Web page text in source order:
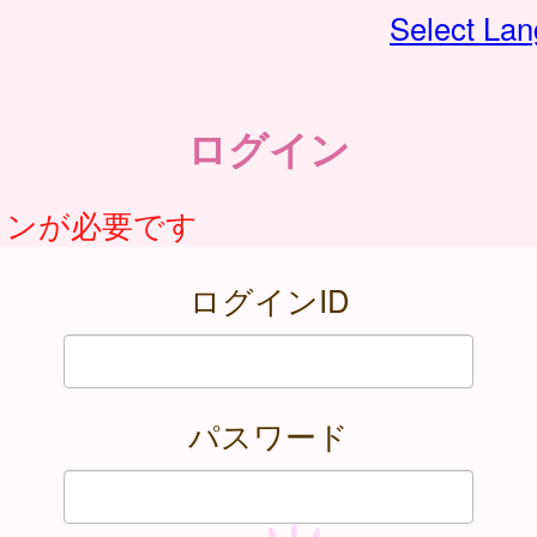
Select
ログイン
が必要です
ログインID
パスワード